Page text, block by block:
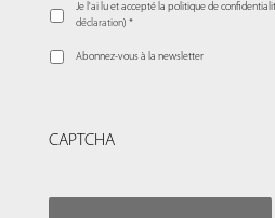
Je l'ai lu et accepté la politique de
déclaration) *
Abonnez-vous à la newsletter
CAPTCHA